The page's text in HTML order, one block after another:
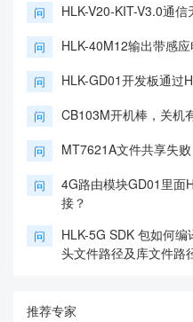
问 HLK-V20-KIT-V3.0通信
问 HLK-40M12输出带感应
问 HLK-GD01开发板通过
问 CB103M开机棒，关机
问 MT7621A文件共享失败
问
4G路由模块GD01里面
接？
问
HLK-5G SDK 包如何
头文件路径及库文件路
推荐专家